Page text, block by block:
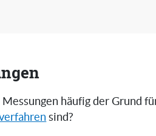
häufig der Grund
sind?